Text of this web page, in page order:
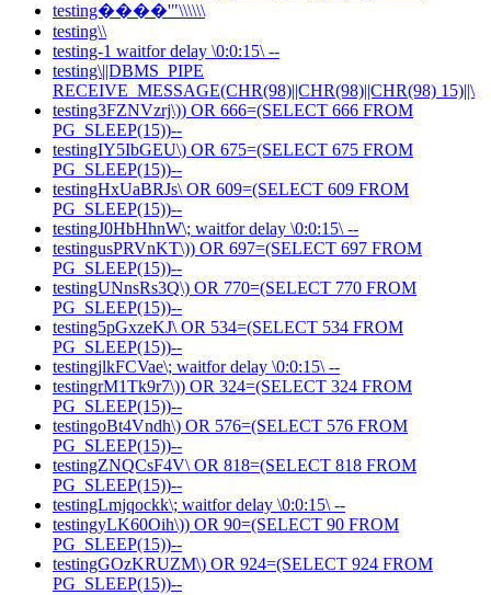
testing����'"\\\\\\
testing\\
testing-1 waitfor delay \0:0:15\ --
testing\||DBMS_PIPE
RECEIVE_MESSAGE(CHR(98)||CHR(98)||CHR(98) 15)||\
testing3FZNVzrj\)) OR 666=(SELECT 666 FROM
PG_SLEEP(15))--
testingIY5IbGEU\) OR 675=(SELECT 675 FROM
PG_SLEEP(15))--
testingHxUaBRJs\ OR 609=(SELECT 609 FROM
PG_SLEEP(15))--
testingJ0HbHhnW\; waitfor delay \0:0:15\ --
testingusPRVnKT\)) OR 697=(SELECT 697 FROM
PG_SLEEP(15))--
testingUNnsRs3Q\) OR 770=(SELECT 770 FROM
PG_SLEEP(15))--
testing5pGxzeKJ\ OR 534=(SELECT 534 FROM
PG_SLEEP(15))--
testingjlkFCVae\; waitfor delay \0:0:15\ --
testingrM1Tk9r7\)) OR 324=(SELECT 324 FROM
PG_SLEEP(15))--
testingoBt4Vndh\) OR 576=(SELECT 576 FROM
PG_SLEEP(15))--
testingZNQCsF4V\ OR 818=(SELECT 818 FROM
PG_SLEEP(15))--
testingLmjqockk\; waitfor delay \0:0:15\ --
testingyLK60Oih\)) OR 90=(SELECT 90 FROM
PG_SLEEP(15))--
testingGOzKRUZM\) OR 924=(SELECT 924 FROM
PG_SLEEP(15))--